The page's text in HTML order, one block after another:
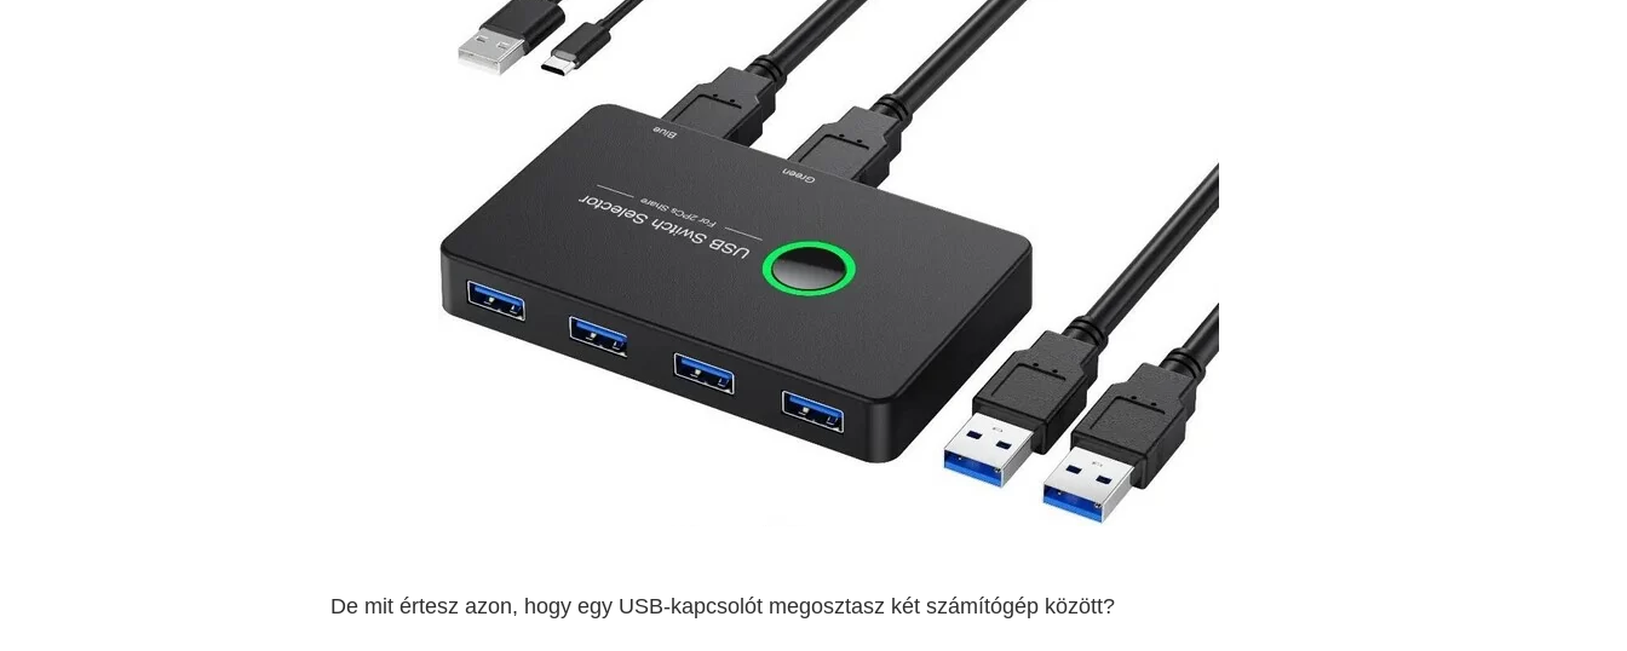
De mit értesz azon, hogy egy USB-kapcsolót megosztasz két számítógép között?